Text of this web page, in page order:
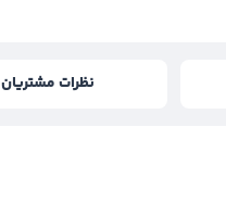
نظرات مشتریان